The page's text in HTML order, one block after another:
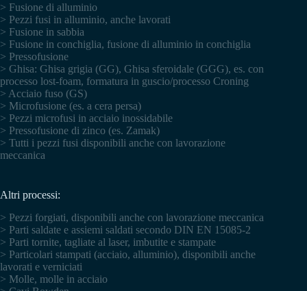
> Fusione di alluminio
> Pezzi fusi in alluminio, anche lavorati
> Fusione in sabbia
> Fusione in conchiglia, fusione di alluminio in conchiglia
> Pressofusione
> Ghisa: Ghisa grigia (GG), Ghisa sferoidale (GGG), es. con
processo lost-foam, formatura in guscio/processo Croning
> Acciaio fuso (GS)
> Microfusione (es. a cera persa)
> Pezzi microfusi in acciaio inossidabile
> Pressofusione di zinco (es. Zamak)
> Tutti i pezzi fusi disponibili anche con lavorazione
meccanica
Altri processi:
> Pezzi forgiati, disponibili anche con lavorazione meccanica
> Parti saldate e assiemi saldati secondo DIN EN 15085-2
> Parti tornite, tagliate al laser, imbutite e stampate
> Particolari stampati (acciaio, alluminio), disponibili anche
lavorati e verniciati
> Molle, molle in acciaio